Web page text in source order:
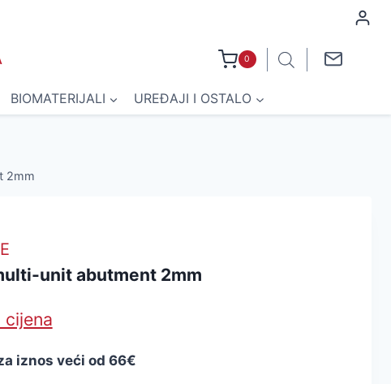
0
BIOMATERIJALI UREĐAJI I OSTALO
2mm
unit abutment 2mm
cijena
iznos veći od 66€